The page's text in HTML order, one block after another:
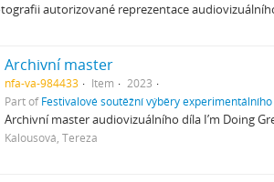
autorizované reprezentace
Archivní master
nfa-va-984433 Item
2023
Part ofFestivalové soutěžní výběry
Archivní master audiovizuálního díla I’m Doing
Kalousová, Tereza